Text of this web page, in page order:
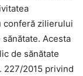
conferă zilierului
Acesta
de sănătate
227/2015 privind